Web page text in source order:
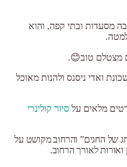
מסעדות ובתי קפה, והוא
מצטלם טוב😊.
ואדי ניסנס ולהנות מאוכל
מלאים על סיור קולינרי
של החגים” והרחוב מקושט על
לאורך הרחוב.